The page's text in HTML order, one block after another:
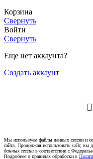
Корзина
Свернуть
Войти
Свернуть
Еще нет аккаунта?
Создать аккаунт
Мы используем файлы данных сессии и
сайта. Продолжая использовать сайт, вы
данных сессии в соответствии с
Подробнее о правилах обработки в